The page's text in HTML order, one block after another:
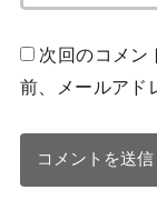
次回のコメン
前、メールアド